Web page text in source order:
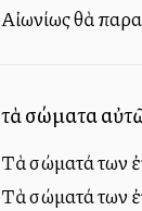
Αἰωνίως θὰ
τὰ σώματα
Τὰ σώματά των
Τὰ σώματά των